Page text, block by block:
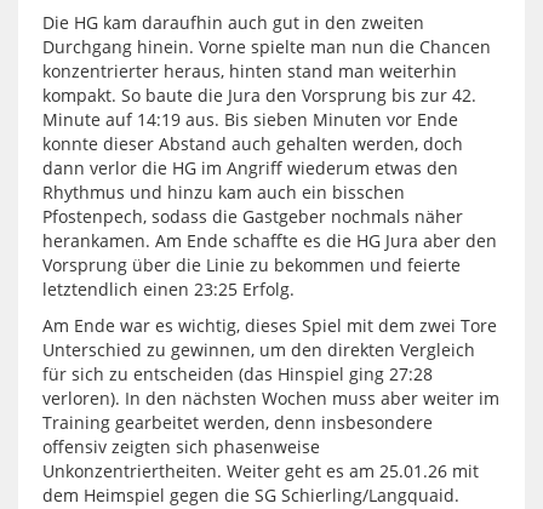
Die HG kam daraufhin auch gut in den zweiten
Durchgang hinein. Vorne spielte man nun die Chancen
konzentrierter heraus, hinten stand man weiterhin
kompakt. So baute die Jura den Vorsprung bis zur 42.
Minute auf 14:19 aus. Bis sieben Minuten vor Ende
konnte dieser Abstand auch gehalten werden, doch
dann verlor die HG im Angriff wiederum etwas den
Rhythmus und hinzu kam auch ein bisschen
Pfostenpech, sodass die Gastgeber nochmals näher
herankamen. Am Ende schaffte es die HG Jura aber den
Vorsprung über die Linie zu bekommen und feierte
letztendlich einen 23:25 Erfolg.
Am Ende war es wichtig, dieses Spiel mit dem zwei Tore
Unterschied zu gewinnen, um den direkten Vergleich
für sich zu entscheiden (das Hinspiel ging 27:28
verloren). In den nächsten Wochen muss aber weiter im
Training gearbeitet werden, denn insbesondere
offensiv zeigten sich phasenweise
Unkonzentriertheiten. Weiter geht es am 25.01.26 mit
dem Heimspiel gegen die SG Schierling/Langquaid.